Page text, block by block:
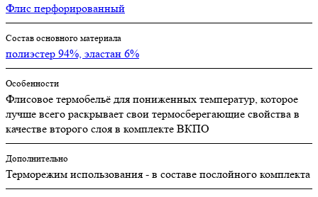
Флис перфорированный
Состав основного материала
полиэстер 94%, эластан 6%
Особенности
Флисовое термобельё для пониженных температур, которое
лучше всего раскрывает свои термосберегающие свойства в
качестве второго слоя в комплекте ВКПО
Дополнительно
Терморежим использования - в составе послойного комплекта